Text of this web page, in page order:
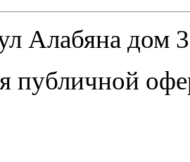
Алабяна дом
публичной